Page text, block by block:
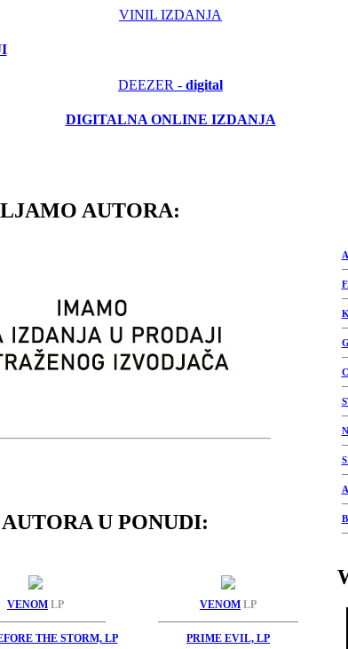
VINIL IZDANJA
DEEZER - digital
DIGITALNA ONLINE IZDANJA
AUTORA:
U PONUDI:
VENOM LP
THE STORM, LP
VENOM LP
PRIME EVIL, LP